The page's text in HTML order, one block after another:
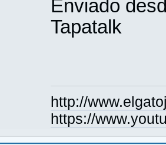
Enviado
Tapatalk
http://
https://